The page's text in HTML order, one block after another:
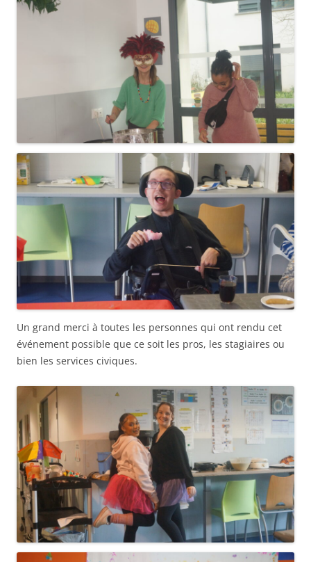
Un grand merci à toutes les personnes qui ont rendu cet
événement possible que ce soit les pros, les stagiaires ou
bien les services civiques.